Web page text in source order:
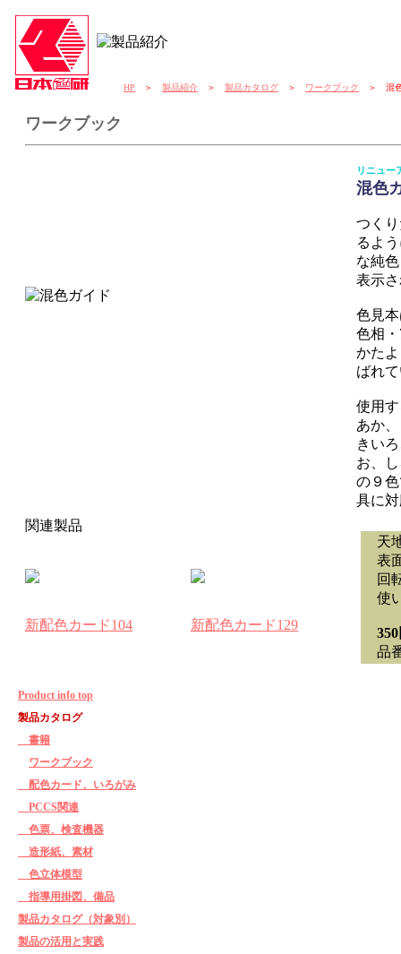
HP ＞ 製品紹介 ＞ 製品カタログ ＞ ワークブック ＞ 混色
ワークブック
リニュー
混色
つく
るよ
な純
表示
色見
色相
かた
ばれ
使用
あか
きい
お、
の９
具に
天
表
回
使
品
関連製品
新配色カード104 新配色カード129
Product info top
製品カタログ
書籍
ワークブック
配色カード、いろがみ
PCCS関連
色票、検査機器
造形紙、素材
色立体模型
指導用掛図、備品
製品カタログ（対象別）
製品の活用と実践